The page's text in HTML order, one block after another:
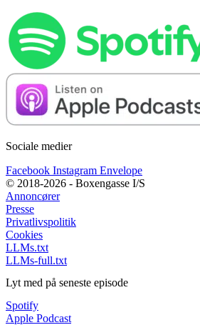
Sociale medier
Facebook Instagram Envelope
© 2018-2026 - Boxengasse I/S
Annoncører
Presse
Privatlivspolitik
Cookies
LLMs.txt
LLMs-full.txt
Lyt med på seneste episode
Spotify
Apple Podcast